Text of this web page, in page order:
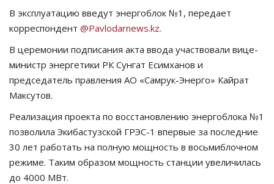
Курултай
Язык
Қазақша Русский
В эксплуатацию введут энергоблок №1, передает
корреспондент @Pavlodarnews.kz.
В церемонии подписания акта ввода участвовали вице-
министр энергетики РК Сунгат Есимханов и
председатель правления АО «Самрук-Энерго» Кайрат
Максутов.
Реализация проекта по восстановлению энергоблока №1
позволила Экибастузской ГРЭС-1 впервые за последние
30 лет работать на полную мощность в восьмиблочном
режиме. Таким образом мощность станции увеличилась
до 4000 МВт.